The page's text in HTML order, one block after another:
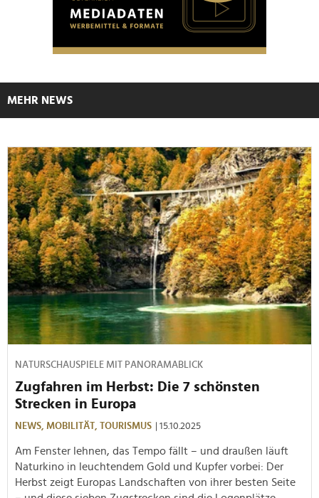
MEHR NEWS
NATURSCHAUSPIELE MIT PANORAMABLICK
Zugfahren im Herbst: Die 7 schönsten
Strecken in Europa
NEWS, MOBILITÄT, TOURISMUS | 15.10.2025
Am Fenster lehnen, das Tempo fällt – und draußen läuft
Naturkino in leuchtendem Gold und Kupfer vorbei: Der
Herbst zeigt Europas Landschaften von ihrer besten Seite